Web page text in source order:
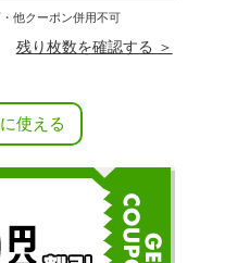
他クーポン併用不可
残り枚数を確認する ＞
使える